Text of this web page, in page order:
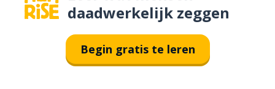
daadwerkelijk zeggen
Begin gratis te leren